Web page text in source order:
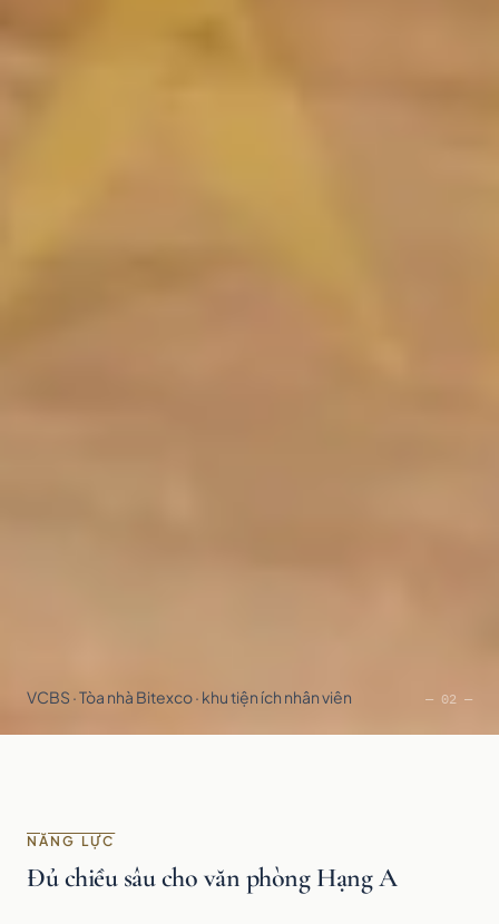
VCBS · Tòa nhà Bitexco · khu tiện ích nhân viên — 02 —
NĂNG LỰC
Đủ chiều sâu cho văn phòng Hạng A